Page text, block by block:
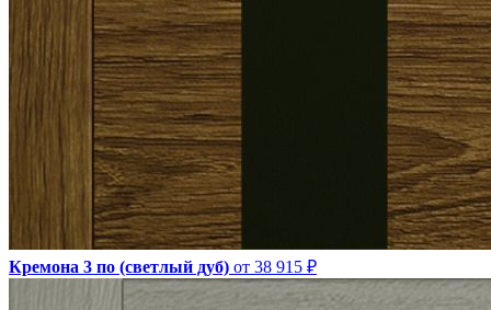
Кремона 3 по (светлый дуб) от 38 915 ₽